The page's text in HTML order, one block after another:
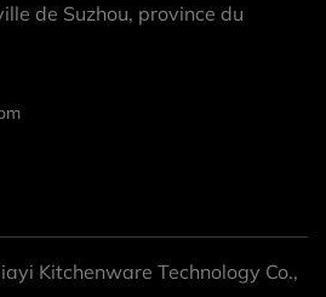
de Suzhou, province du
Kitchenware Technology Co.,